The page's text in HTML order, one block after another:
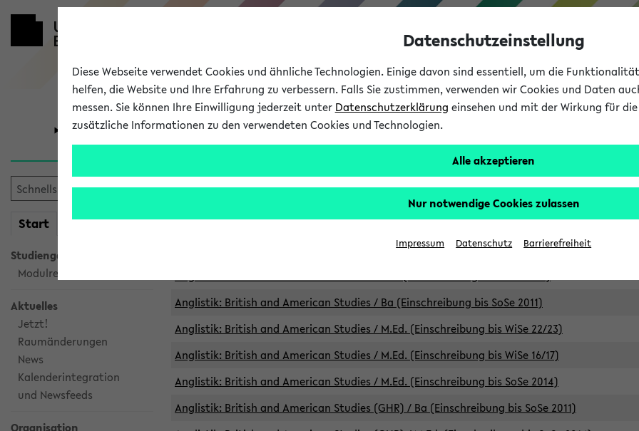
Universität Forschung Studium
Start meineKVV
Studiengangsauswahl
Modulrecherche
Aktuelles
Jetzt!
Raumänderungen
News
Kalenderintegration
und Newsfeeds
Organisation
Archivierte Studiengänge
Anglistik: British and American Studies / B.A. (Einschreibung bis WiSe 16/17)
Anglistik: British and American Studies / B.A. (Einschreibung bis SoSe 2015)
Anglistik: British and American Studies / Ba (Einschreibung bis SoSe 2011)
Anglistik: British and American Studies / M.Ed. (Einschreibung bis WiSe 22/23)
Anglistik: British and American Studies / M.Ed. (Einschreibung bis WiSe 16/17)
Anglistik: British and American Studies / M.Ed. (Einschreibung bis SoSe 2014)
Anglistik: British and American Studies (GHR) / Ba (Einschreibung bis SoSe 2011)
Datenschutzeinstellung
Diese Webseite verwendet Cookies und ähnliche Technologien. Einige davon sind essentiell, um die
helfen, die Website und Ihre Erfahrung zu verbessern. Falls Sie zustimmen, verwenden wir Cookies und Daten
messen. Sie können Ihre Einwilligung jederzeit unter Datenschutzerklärung einsehen und mit der Wirkung für
zusätzliche Informationen zu den verwendeten Cookies und Technologien.
Alle akzeptieren
Nur notwendige Cookies zulassen
Impressum Datenschutz Barrierefreiheit